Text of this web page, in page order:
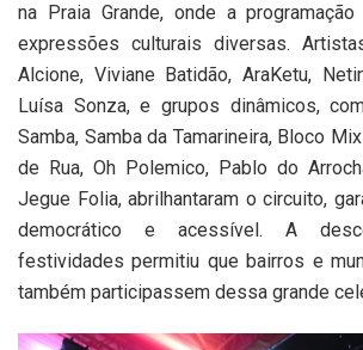
na Praia Grande, onde a
expressões culturais diversas.
Alcione, Viviane Batidão, AraKetu,
Luísa Sonza, e grupos dinâmicos,
Samba, Samba da Tamarineira, Bloco
de Rua, Oh Polemico, Pablo do
Jegue Folia, abrilhantaram o circuito,
democrático e acessível. A
festividades permitiu que bairros e
também participassem dessa grande